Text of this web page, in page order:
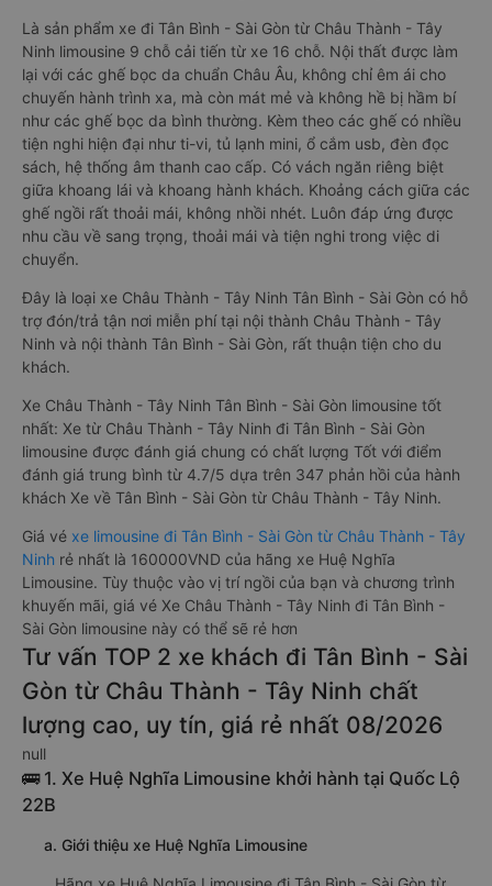
Là sản phẩm xe đi Tân Bình - Sài Gòn từ Châu Thành - Tây
Ninh limousine 9 chỗ cải tiến từ xe 16 chỗ. Nội thất được làm
lại với các ghế bọc da chuẩn Châu Âu, không chỉ êm ái cho
chuyến hành trình xa, mà còn mát mẻ và không hề bị hầm bí
như các ghế bọc da bình thường. Kèm theo các ghế có nhiều
tiện nghi hiện đại như ti-vi, tủ lạnh mini, ổ cắm usb, đèn đọc
sách, hệ thống âm thanh cao cấp. Có vách ngăn riêng biệt
giữa khoang lái và khoang hành khách. Khoảng cách giữa các
ghế ngồi rất thoải mái, không nhồi nhét. Luôn đáp ứng được
nhu cầu về sang trọng, thoải mái và tiện nghi trong việc di
chuyển.
Đây là loại xe Châu Thành - Tây Ninh Tân Bình - Sài Gòn có hỗ
trợ đón/trả tận nơi miễn phí tại nội thành Châu Thành - Tây
Ninh và nội thành Tân Bình - Sài Gòn, rất thuận tiện cho du
khách.
Xe Châu Thành - Tây Ninh Tân Bình - Sài Gòn limousine tốt
nhất: Xe từ Châu Thành - Tây Ninh đi Tân Bình - Sài Gòn
limousine được đánh giá chung có chất lượng Tốt với điểm
đánh giá trung bình từ 4.7/5 dựa trên 347 phản hồi của hành
khách Xe về Tân Bình - Sài Gòn từ Châu Thành - Tây Ninh.
Giá vé xe limousine đi Tân Bình - Sài Gòn từ Châu Thành - Tây
Ninh rẻ nhất là 160000VND của hãng xe Huệ Nghĩa
Limousine. Tùy thuộc vào vị trí ngồi của bạn và chương trình
khuyến mãi, giá vé Xe Châu Thành - Tây Ninh đi Tân Bình -
Sài Gòn limousine này có thể sẽ rẻ hơn
Tư vấn TOP 2 xe khách đi Tân Bình - Sài
Gòn từ Châu Thành - Tây Ninh chất
lượng cao, uy tín, giá rẻ nhất 08/2026
null
🚌 1. Xe Huệ Nghĩa Limousine khởi hành tại Quốc Lộ
22B
a. Giới thiệu xe Huệ Nghĩa Limousine